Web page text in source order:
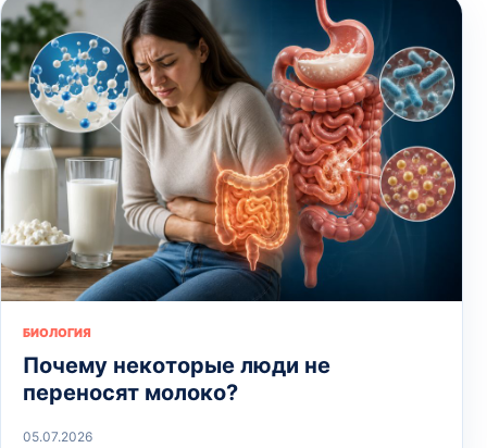
БИОЛОГИЯ
Почему некоторые люди не
переносят молоко?
05.07.2026